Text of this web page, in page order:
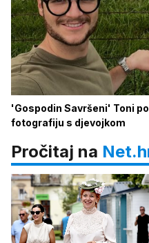
'Gospodin Savršeni' Toni
fotografiju s djevojkom
Pročitaj na